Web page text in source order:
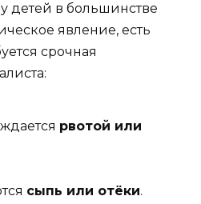
детей в большинстве
явление, есть
срочная
рвотой или
сыпь или отёки.